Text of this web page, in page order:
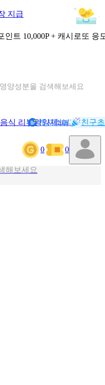
지급
인트 10,000P + 캐시로또 응
어트 음식 검색해보세요
음식 리뷰영양제NEW기록
캐시리뷰 친구
0 0
해보세요
해보세요
보세요